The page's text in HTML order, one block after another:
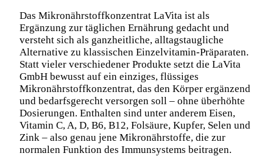
Das Mikronährstoffkonzentrat LaVita ist als
Ergänzung zur täglichen Ernährung gedacht und
versteht sich als ganzheitliche, alltagstaugliche
Alternative zu klassischen Einzelvitamin-Präparaten.
Statt vieler verschiedener Produkte setzt die LaVita
GmbH bewusst auf ein einziges, flüssiges
Mikronährstoffkonzentrat, das den Körper ergänzend
und bedarfsgerecht versorgen soll – ohne überhöhte
Dosierungen. Enthalten sind unter anderem Eisen,
Vitamin C, A, D, B6, B12, Folsäure, Kupfer, Selen und
Zink – also genau jene Mikronährstoffe, die zur
normalen Funktion des Immunsystems beitragen.